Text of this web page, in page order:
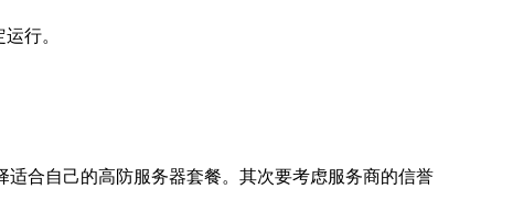
行。
合自己的高防服务器套餐。其次要考虑服务商的信誉